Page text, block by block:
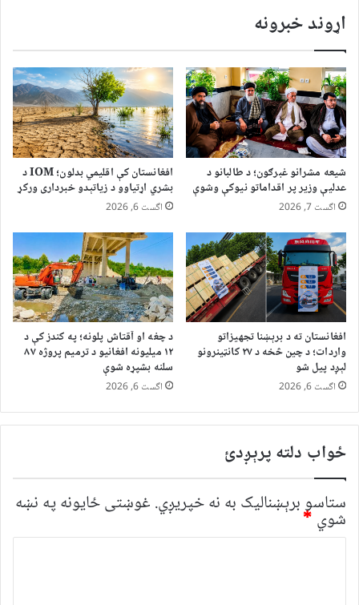
اړوند خبرونه
شیعه مشرانو غبرګون؛ د طالبانو د
عدلیې وزیر پر اقداماتو نیوکې وشوې
اگست 7, 2026
افغانستان کې اقلیمي بدلون؛ IOM د
بشري اړتیاوو د زیاتېدو خبرداری ورکړ
اگست 6, 2026
افغانستان ته د برېښنا تجهیزاتو
واردات؛ د چین څخه د ۲۷ کانټینرونو
لېږد پیل شو
اگست 6, 2026
د چغه او آقتاش پلونه؛ په کندز کې د
۱۲ میلیونه افغانیو د ترمیم پروژه ۸۷
سلنه بشپړه شوې
اگست 6, 2026
ځواب دلته پرېږدئ
ستاسو برېښناليک به نه خپريږي. غوښتى ځایونه په نښه
شوي *